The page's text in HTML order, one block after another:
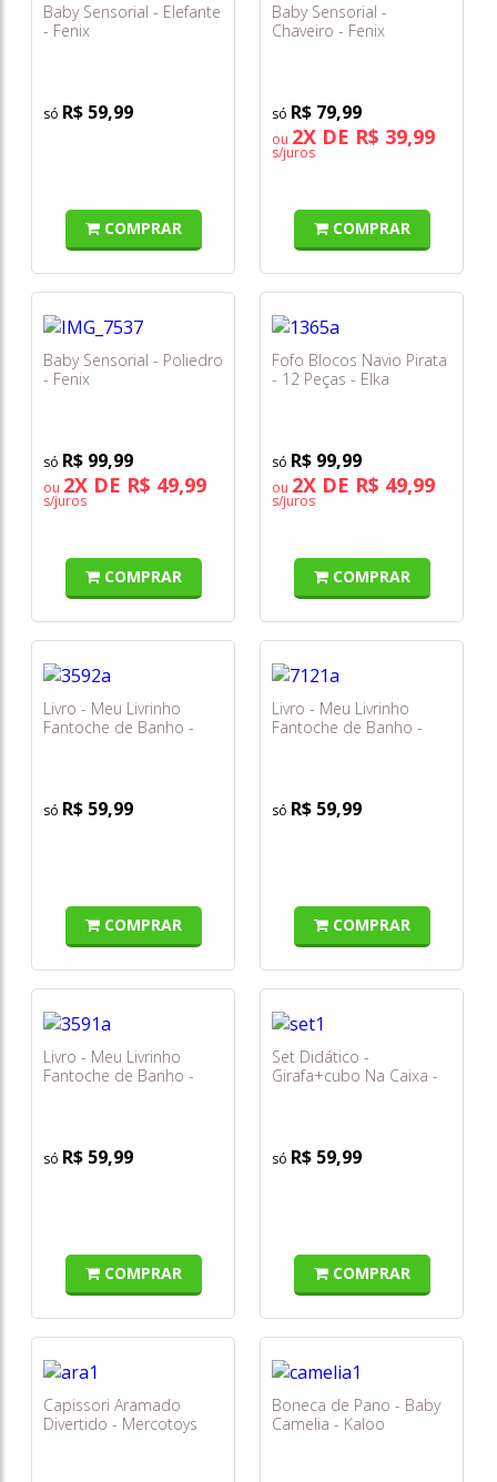
Baby Sensorial - Elefante
- Fenix
R$ 59,99
COMPRAR
Baby Sensorial -
Chaveiro - Fenix
R$ 79,99
ou 2X DE R$ 39,99
s/juros
COMPRAR
Baby Sensorial - Poliedro
- Fenix
R$ 99,99
ou 2X DE R$ 49,99
s/juros
COMPRAR
Fofo Blocos Navio Pirata
- 12 Peças - Elka
R$ 99,99
ou 2X DE R$ 49,99
s/juros
COMPRAR
Livro - Meu Livrinho
Fantoche de Banho -
R$ 59,99
COMPRAR
Livro - Meu Livrinho
Fantoche de Banho -
R$ 59,99
COMPRAR
Livro - Meu Livrinho
Fantoche de Banho -
R$ 59,99
COMPRAR
Set Didático -
Girafa+cubo Na Caixa -
R$ 59,99
COMPRAR
Capissori Aramado
Divertido - Mercotoys
Boneca de Pano - Baby
Camelia - Kaloo